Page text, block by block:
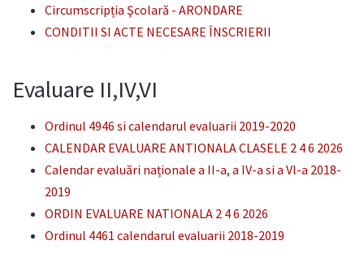
Circumscripția Şcolară - ARONDARE
CONDITII SI ACTE NECESARE ÎNSCRIERII
Evaluare II,IV,VI
Ordinul 4946 si calendarul evaluarii 2019-2020
CALENDAR EVALUARE ANTIONALA CLASELE 2 4 6 2026
Calendar evaluări naționale a II-a, a IV-a si a Vl-a 2018-
2019
ORDIN EVALUARE NATIONALA 2 4 6 2026
Ordinul 4461 calendarul evaluarii 2018-2019